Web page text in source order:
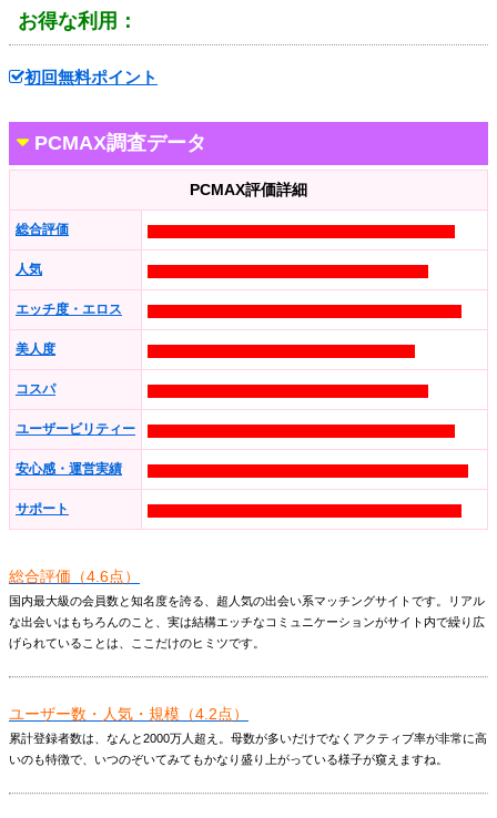
お得な利用：
初回無料ポイント
PCMAX調査データ
PCMAX評価詳細
総合評価
人気
エッチ度・エロス
美人度
コスパ
ユーザービリティー
安心感・運営実績
サポート
総合評価（4.6点）
国内最大級の会員数と知名度を誇る、超人気の出会い系マッチングサイトです。リアル
な出会いはもちろんのこと、実は結構エッチなコミュニケーションがサイト内で繰り広
げられていることは、ここだけのヒミツです。
ユーザー数・人気・規模（4.2点）
累計登録者数は、なんと2000万人超え。母数が多いだけでなくアクティブ率が非常に高
いのも特徴で、いつのぞいてみてもかなり盛り上がっている様子が窺えますね。